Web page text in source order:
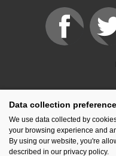
par : Financé par :
Data collection
We use data collected by
your browsing experience and
By using our website, you're
described in our privacy policy.